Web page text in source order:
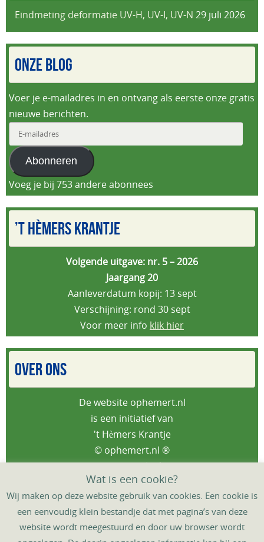
Eindmeting deformatie UV-H, UV-I, UV-N 29 juli 2026
ONZE BLOG
Voer je e-mailadres in en ontvang als eerste onze gratis
nieuwe berichten.
mailadres
Abonneren
Voeg je bij 753 andere abonnees
’T HÈMERS KRANTJE
Volgende uitgave: nr. 5 – 2026
Jaargang 20
Aanleverdatum kopij: 13 sept
Verschijning: rond 30 sept
Voor meer info klik hier
OVER ONS
De website ophemert.nl
is een initiatief van
't Hèmers Krantje
© ophemert.nl ®
Privacybeleid
HOME DORPSAGENDA ‘T HÈMERS KRANTJE
Wat is een cookie?
Wij maken op deze website gebruik van cookies. Een cookie is
een eenvoudig klein bestandje dat met pagina’s van deze
website wordt meegestuurd en door uw browser wordt